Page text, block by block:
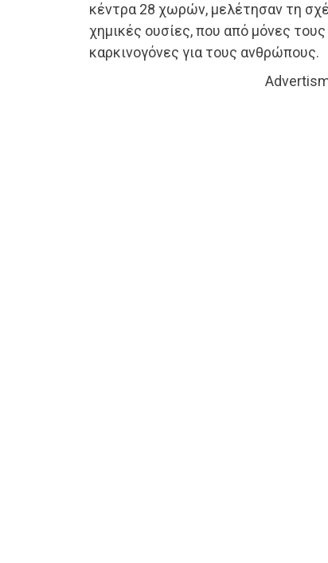
κέντρα 28 χωρών, μελέτησαν τη
χημικές ουσίες, που από μόνες
καρκινογόνες για τους ανθρώπους.